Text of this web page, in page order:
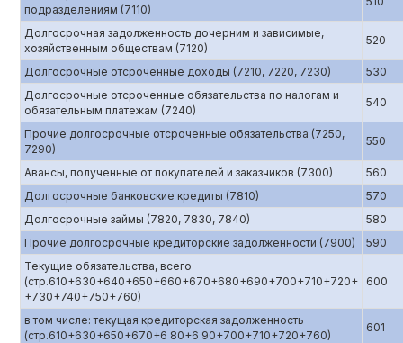
подразделениям (7110)
Долгосрочная задолженность дочерним и зависимые,
хозяйственным обществам (7120)
520
Долгосрочные отсроченные доходы (7210, 7220, 7230)
530
Долгосрочные отсроченные обязательства по налогам и
обязательным платежам (7240)
540
Прочие долгосрочные отсроченные обязательства (7250,
7290)
550
Авансы, полученные от покупателей и заказчиков (7300)
560
Долгосрочные банковские кредиты (7810)
570
Долгосрочные займы (7820, 7830, 7840)
580
Прочие долгосрочные кредиторские задолженности (7900)
590
Текущие обязательства, всего
(стр.610+630+640+650+660+670+680+690+700+710+720+
+730+740+750+760)
600
в том числе: текущая кредиторская задолженность
(стр.610+630+650+670+6 80+6 90+700+710+720+760)
601